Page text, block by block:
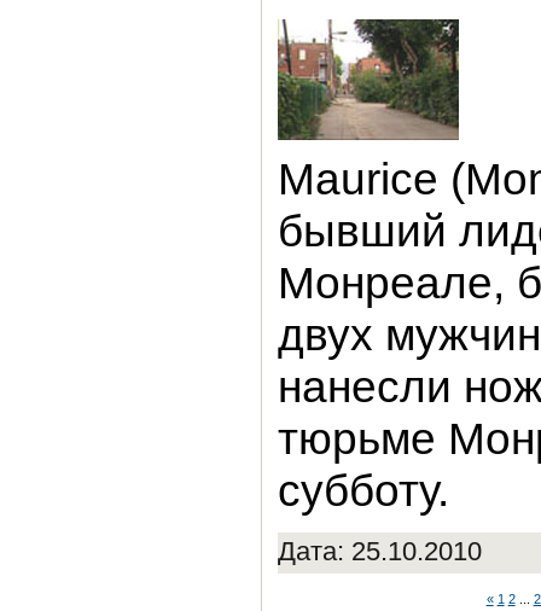
Maurice
бывший
Монреале,
двух
нанесли
тюрьме
субботу.
Дата: 25.10.2010
« 1 2